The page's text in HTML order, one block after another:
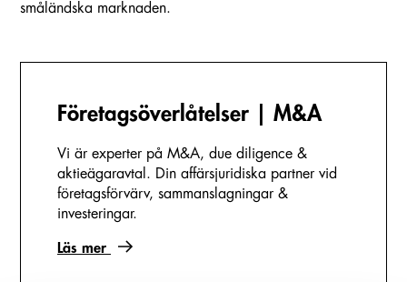
småländska marknaden.
Företags­överlåtelser | M&A
Vi är experter på M&A, due diligence &
aktieägaravtal. Din affärsjuridiska partner vid
företagsförvärv, sammanslagningar &
investeringar.
Läs mer